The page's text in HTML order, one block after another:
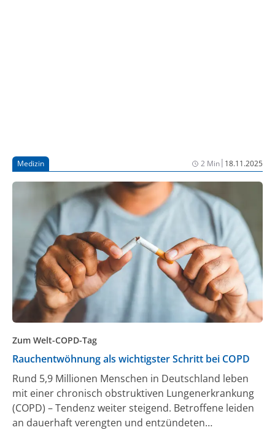
Medizin 2 Min| 18.11.2025
Zum Welt-COPD-Tag
Rauchentwöhnung als wichtigster Schritt bei COPD
Rund 5,9 Millionen Menschen in Deutschland leben
mit einer chronisch obstruktiven Lungenerkrankung
(COPD) – Tendenz weiter steigend. Betroffene leiden
an dauerhaft verengten und entzündeten